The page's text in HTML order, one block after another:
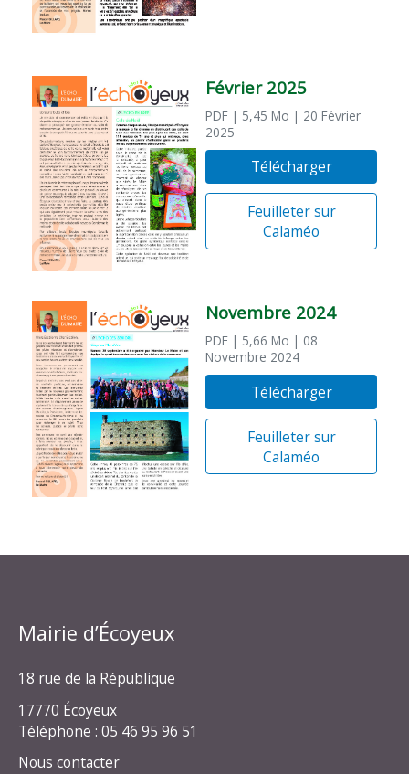
Février 2025
PDF | 5,45 Mo | 20 Février
2025
Télécharger
Feuilleter sur
Calaméo
Novembre 2024
PDF | 5,66 Mo | 08
Novembre 2024
Télécharger
Feuilleter sur
Calaméo
Mairie d’Écoyeux
18 rue de la République
17770 Écoyeux
Téléphone : 05 46 95 96 51
Nous contacter